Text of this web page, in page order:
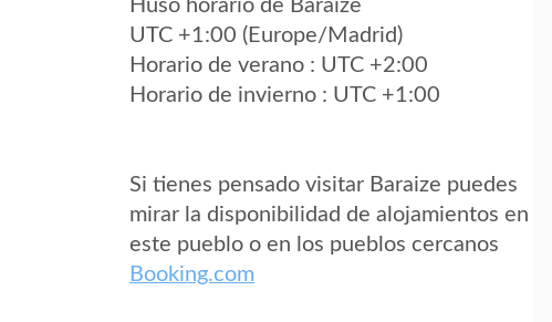
Huso horario de Baraize
UTC +1:00 (Europe/Madrid)
Horario de verano : UTC +2:00
Horario de invierno : UTC +1:00
Si tienes pensado visitar Baraize puedes
mirar la disponibilidad de alojamientos en
este pueblo o en los pueblos cercanos
Booking.com